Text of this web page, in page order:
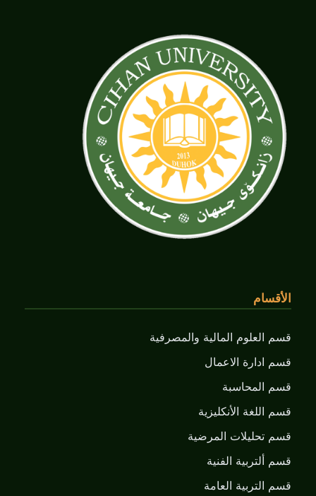
الأقسام
قسم العلوم المالية والمصرفية
قسم ادارة الاعمال
قسم المحاسبة
قسم اللغة الأنكليزية
قسم تحليلات المرضية
قسم ألتربية الفنية
قسم التربية العامة